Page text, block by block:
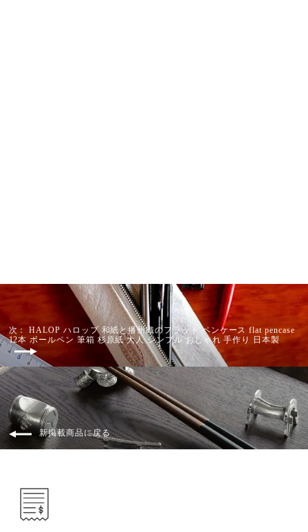
次： HALOP ハロップ 和紙と播州織のフラット ペンケース flat pencase
12本 ボールペン 筆箱 杉原紙 大人 シンプル おしゃれ 手作り 日本製
新掲載商品に戻る